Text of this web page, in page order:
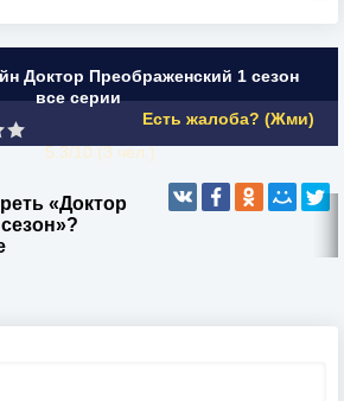
Доктор Преображенский 1 сезон
все серии
Есть жалоба? (Жми)
5.3/10 (3чел.)
«Доктор